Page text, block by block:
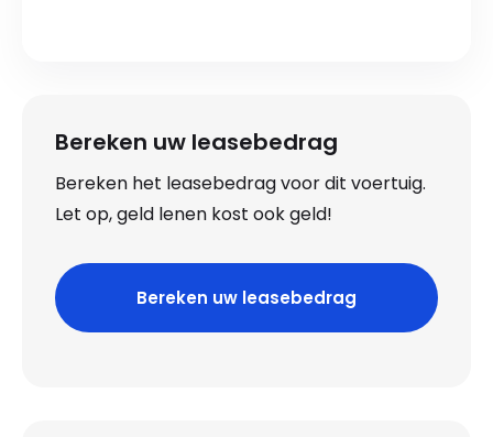
Bereken uw leasebedrag
Bereken het leasebedrag voor dit voertuig.
Let op, geld lenen kost ook geld!
Bereken uw leasebedrag